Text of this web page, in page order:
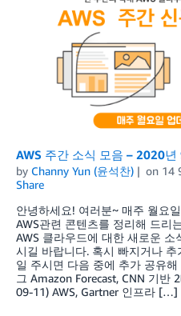
AWS 주간 소식 모음 – 2020년
by Channy Yun (윤석찬) on 14
Share
안녕하세요! 여러분~ 매주 월요
AWS관련 콘텐츠를 정리해 드리
AWS 클라우드에 대한 새로운
시길 바랍니다. 혹시 빠지거나
일 주시면 다음 중에 추가 공유
그 Amazon Forecast, CNN 기반
09-11) AWS, Gartner 인프라 […]